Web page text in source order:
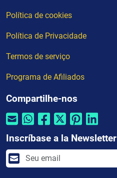
Política de cookies
Política de Privacidade
Termos de serviço
Programa de Afiliados
Compartilhe-nos
Inscríbase a la Newsletter